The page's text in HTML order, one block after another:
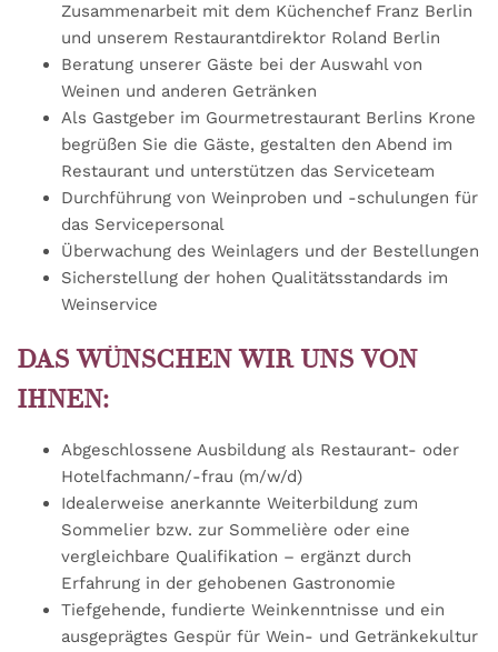
Zusammenarbeit mit dem Küchenchef Franz Berlin
und unserem Restaurantdirektor Roland Berlin
Beratung unserer Gäste bei der Auswahl von
Weinen und anderen Getränken
Als Gastgeber im Gourmetrestaurant Berlins Krone
begrüßen Sie die Gäste, gestalten den Abend im
Restaurant und unterstützen das Serviceteam
Durchführung von Weinproben und -schulungen für
das Servicepersonal
Überwachung des Weinlagers und der Bestellungen
Sicherstellung der hohen Qualitätsstandards im
Weinservice
DAS WÜNSCHEN WIR UNS VON
IHNEN:
Abgeschlossene Ausbildung als Restaurant- oder
Hotelfachmann/-frau (m/w/d)
Idealerweise anerkannte Weiterbildung zum
Sommelier bzw. zur Sommelière oder eine
vergleichbare Qualifikation – ergänzt durch
Erfahrung in der gehobenen Gastronomie
Tiefgehende, fundierte Weinkenntnisse und ein
ausgeprägtes Gespür für Wein- und Getränkekultur